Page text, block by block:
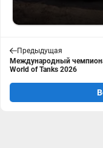
Предыдущая
Международный
World of Tanks 2026